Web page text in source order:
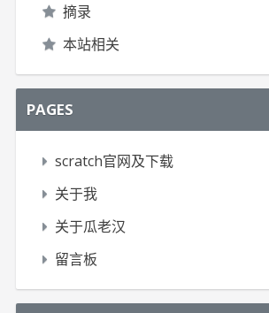
摘录
本站相关
PAGES
scratch官网及下载
关于我
关于瓜老汉
留言板